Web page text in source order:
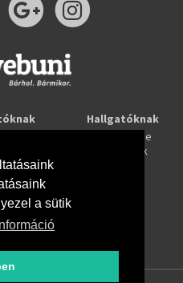
a sütik
Stúdió
Hallgatóknak
Tanulj online
Képzések
tájékoztató
tájékoztató